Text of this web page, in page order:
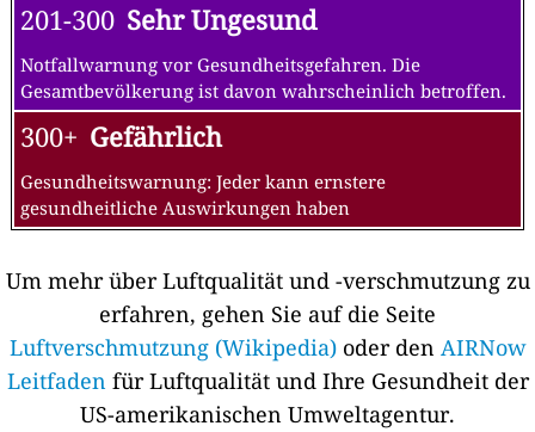
201-300 Sehr Ungesund
Notfallwarnung vor Gesundheitsgefahren. Die
Gesamtbevölkerung ist davon wahrscheinlich betroffen.
300+ Gefährlich
Gesundheitswarnung: Jeder kann ernstere
gesundheitliche Auswirkungen haben
Um mehr über Luftqualität und -verschmutzung zu
erfahren, gehen Sie auf die Seite
Luftverschmutzung (Wikipedia)oder den AIRNow
Leitfaden für Luftqualität und Ihre Gesundheit der
US-amerikanischen Umweltagentur.